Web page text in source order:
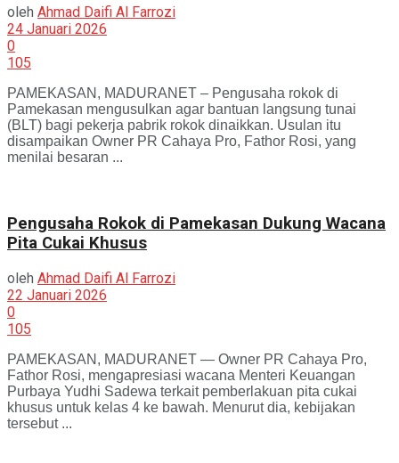
oleh Ahmad Daifi Al Farrozi
24 Januari 2026
0
105
PAMEKASAN, MADURANET – Pengusaha rokok di
Pamekasan mengusulkan agar bantuan langsung tunai
(BLT) bagi pekerja pabrik rokok dinaikkan. Usulan itu
disampaikan Owner PR Cahaya Pro, Fathor Rosi, yang
menilai besaran ...
Pengusaha Rokok di Pamekasan Dukung Wacana
Pita Cukai Khusus
oleh Ahmad Daifi Al Farrozi
22 Januari 2026
0
105
PAMEKASAN, MADURANET — Owner PR Cahaya Pro,
Fathor Rosi, mengapresiasi wacana Menteri Keuangan
Purbaya Yudhi Sadewa terkait pemberlakuan pita cukai
khusus untuk kelas 4 ke bawah. Menurut dia, kebijakan
tersebut ...